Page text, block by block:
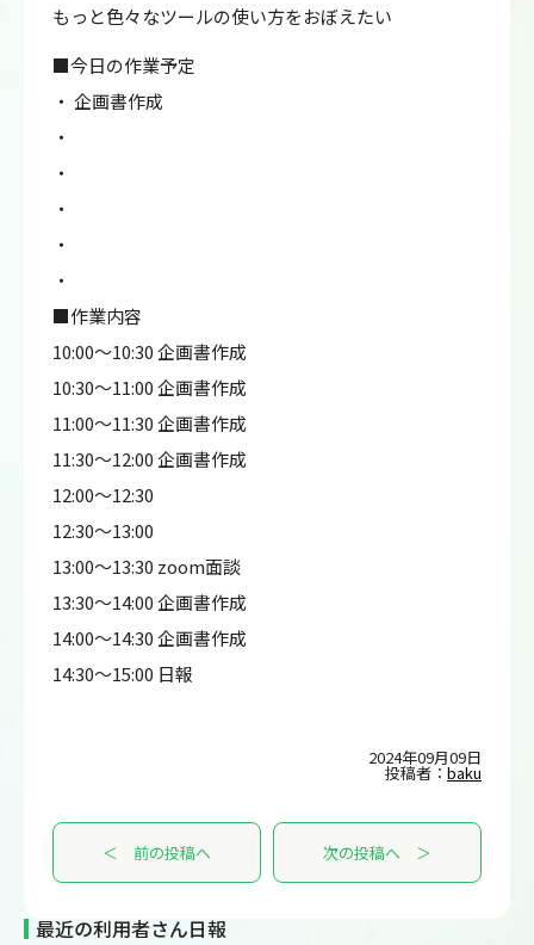
もっと色々なツールの使い方をおぼえたい
■今日の作業予定
・ 企画書作成
・
・
・
・
・
■作業内容
10:00～10:30 企画書作成
10:30～11:00 企画書作成
11:00～11:30 企画書作成
11:30～12:00 企画書作成
12:00～12:30
12:30～13:00
13:00～13:30 zoom面談
13:30～14:00 企画書作成
14:00～14:30 企画書作成
14:30～15:00 日報
2024年09月09日
投稿者： baku
＜ 前の投稿へ 次の投稿へ ＞
最近の利用者さん日報